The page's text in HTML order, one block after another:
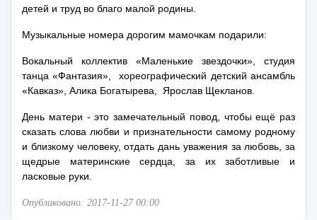
детей и труд во благо малой родины.
Музыкальные номера дорогим мамочкам подарили:
Вокальный коллектив «Маленькие звездочки», студия
танца «Фантазия», хореографический детский ансамбль
«Кавказ», Алика Богатырева, Ярослав Щекланов.
День матери - это замечательный повод, чтобы ещё раз
сказать слова любви и признательности самому родному
и близкому человеку, отдать дань уважения за любовь, за
щедрые материнские сердца, за их заботливые и
ласковые руки.
Опубликовано: 2017-11-27 00:00